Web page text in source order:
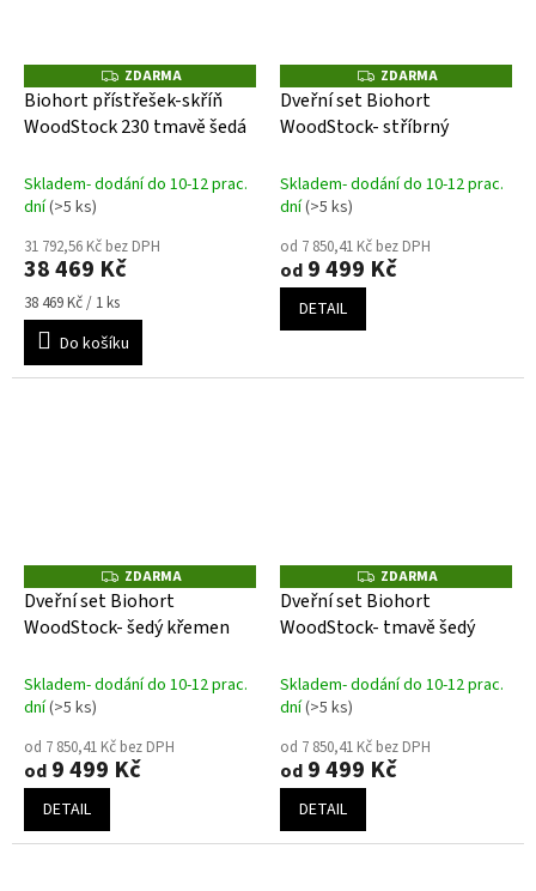
Z
D
A
R
ZDARMA
Biohort přístřešek-skříň
WoodStock 230 tmavě šedá
Skladem- dodání do 10-12 prac.
dní(>5 ks)
31 792,56 Kč bez DPH
38 469 Kč
Měrná
cena:
38 469 Kč / 1 ks
Do košíku
Z
D
A
R
ZDARMA
Dveřní set Biohort
WoodStock- stříbrný
Skladem- dodání do 10-12 prac.
dní(>5 ks)
od 7 850,41 Kč bez DPH
od 9 499 Kč
DETAIL
Z
D
A
R
ZDARMA
Dveřní set Biohort
WoodStock- šedý křemen
Skladem- dodání do 10-12 prac.
dní(>5 ks)
od 7 850,41 Kč bez DPH
od 9 499 Kč
DETAIL
Z
D
A
R
ZDARMA
Dveřní set Biohort
WoodStock- tmavě šedý
Skladem- dodání do 10-12 prac.
dní(>5 ks)
od 7 850,41 Kč bez DPH
od 9 499 Kč
DETAIL